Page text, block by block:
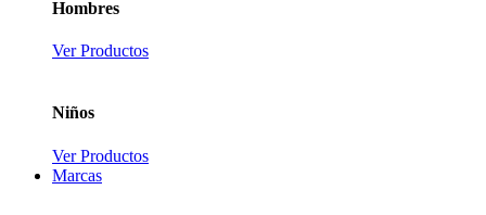
Hombres
Ver Productos
Niños
Ver Productos
Marcas